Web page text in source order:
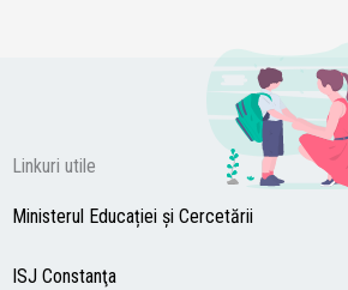
Linkuri utile
Ministerul Educației și Cercetării
ISJ Constanţa